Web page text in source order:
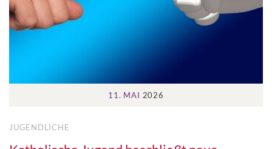
11. MAI 2026
JUGENDLICHE